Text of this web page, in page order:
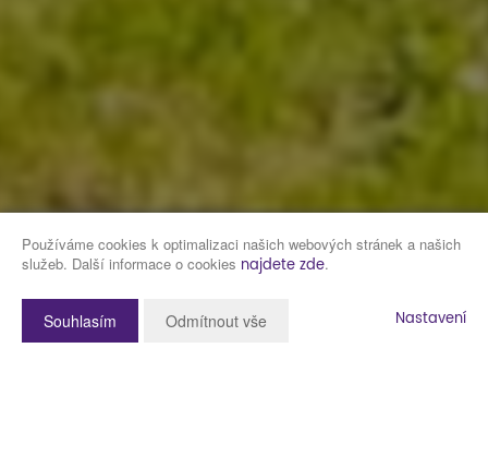
Používáme cookies k optimalizaci našich webových stránek a našich
služeb. Další informace o cookies najdete zde.
Souhlasím Odmítnout vše Nastavení